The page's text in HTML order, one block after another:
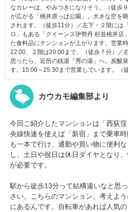
なカレーは、やみつきになりそう。（徒歩
が広がる「桃井原っぱ公園」。大きな空を
されます。（徒歩11分）／左下・２階には
ロ」もある「クイーンズ伊勢丹 杉並桃井店
た食料品にテンションが上がります。営業
22:00、２階は20:00まで。（徒歩７分）／
思ったら、近所の銭湯「秀の湯」へ。炭酸
す。15:00～25:30まで営業しています。
（
カウカモ編集部より
今回ご紹介したマンションは「西荻
央線快速を使えば「新宿」まで乗車
も一本で行け、通勤や買い物に便利
し、土日や祝日は休日ダイヤとなり
が必要です。
駅から徒歩13分って結構遠いなと思
さい。こちらのマンション、考えよ
にあるんです。自転車があれば人気